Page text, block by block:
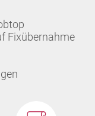
Fixübernahme